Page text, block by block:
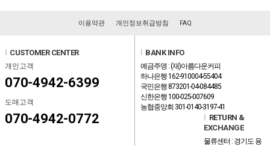
이용약관 개인정보취급방침 FAQ
CUSTOMER CENTER
개인고객
070-4942-6399
도매고객
070-4942-0772
BANK INFO
예금주명 : (재)아름다운커피
하나은행 162-910004-55404
국민은행 873201-04-084485
신한은행 100-025-007609
농협중앙회 301-0140-3197-41
RETURN &
EXCHANGE
물류센터 : 경기도 용